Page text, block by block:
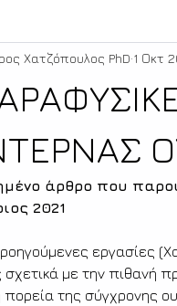
Χατζόπουλος PhD 1 Οκτ
άρθρο που
2021
εργασίες
με την πιθανή
πορεία της σύγχρονης